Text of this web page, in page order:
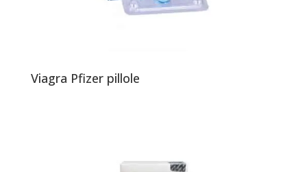
Viagra Pfizer pillole